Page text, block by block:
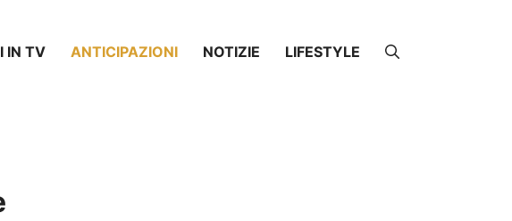
IN TV ANTICIPAZIONI NOTIZIE LIFESTYLE